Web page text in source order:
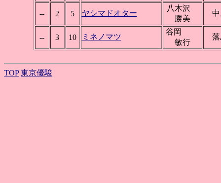
-- 2 5 ヤシマドオター
八木沢
勝美
-- 3 10 ミネノマツ
谷岡
敏行
TOP 東京優駿